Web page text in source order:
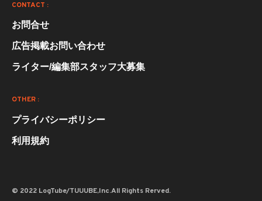
CONTACT :
お問合せ
広告掲載お問い合わせ
ライター/編集部スタッフ大募集
OTHER :
プライバシーポリシー
利用規約
© 2022 LogTube/TUUUBE,Inc.All Rights Rerved.